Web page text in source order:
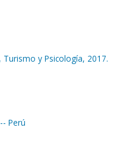
Turismo y Psicología, 2017.
Perú